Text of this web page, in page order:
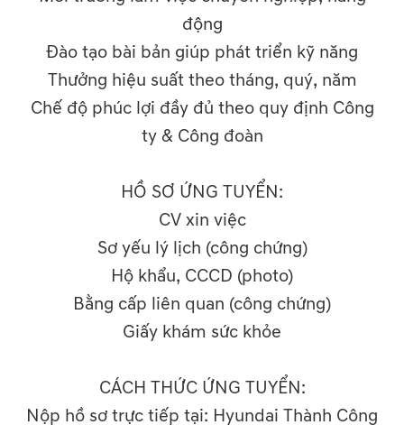
động
Đào tạo bài bản giúp phát triển kỹ năng
Thưởng hiệu suất theo tháng, quý, năm
Chế độ phúc lợi đầy đủ theo quy định Công
ty & Công đoàn
HỒ SƠ ỨNG TUYỂN:
CV xin việc
Sơ yếu lý lịch (công chứng)
Hộ khẩu, CCCD (photo)
Bằng cấp liên quan (công chứng)
Giấy khám sức khỏe
CÁCH THỨC ỨNG TUYỂN:
Nộp hồ sơ trực tiếp tại: Hyundai Thành Công